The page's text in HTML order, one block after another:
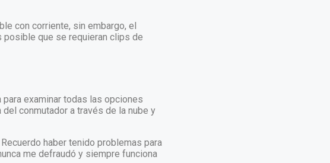
con corriente, sin embargo, el
posible que se requieran clips de
examinar todas las opciones
conmutador a través de la nube y
haber tenido problemas para
me defraudó y siempre funciona